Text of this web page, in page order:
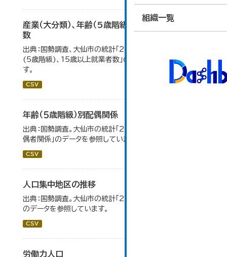
組織一覧
産業（大分類）、年齢（5歳階級）、15歳以上就業者
数
出典：国勢調査、大仙市の統計「2-7 産業(大分類)、年齢
(5歳階級)、15歳以上就業者数」のデータを参照していま
す。
CSV
年齢（５歳階級）別配偶関係
出典：国勢調査。大仙市の統計「2-12 年齢（5歳階級）別配
偶者関係」のデータを参照しています。
CSV
人口集中地区の推移
出典：国勢調査。大仙市の統計「2-3 人口集中地区の推移」
のデータを参照しています。
CSV
労働力人口